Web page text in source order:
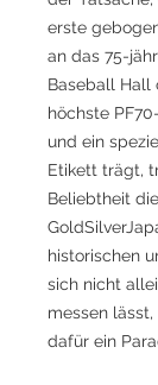
erste
an das 75-
Baseball Hall
höchste
und ein
Etikett trägt,
Beliebtheit
historischen
sich nicht
messen
dafür ein